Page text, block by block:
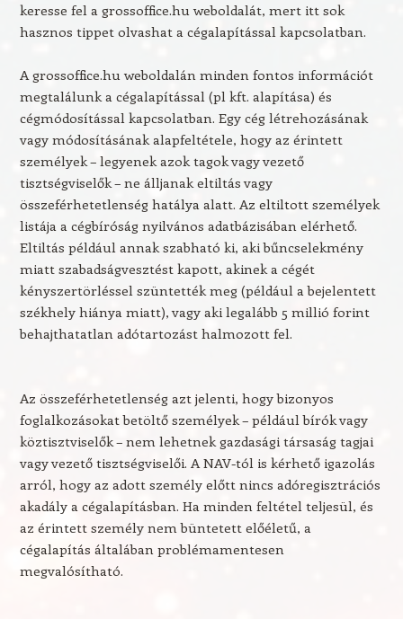
keresse fel a grossoffice.hu weboldalát, mert itt sok
hasznos tippet olvashat a cégalapítással kapcsolatban.
A grossoffice.hu weboldalán minden fontos információt
megtalálunk a cégalapítással (pl kft. alapítása) és
cégmódosítással kapcsolatban. Egy cég létrehozásának
vagy módosításának alapfeltétele, hogy az érintett
személyek – legyenek azok tagok vagy vezető
tisztségviselők – ne álljanak eltiltás vagy
összeférhetetlenség hatálya alatt. Az eltiltott személyek
listája a cégbíróság nyilvános adatbázisában elérhető.
Eltiltás például annak szabható ki, aki bűncselekmény
miatt szabadságvesztést kapott, akinek a cégét
kényszertörléssel szüntették meg (például a bejelentett
székhely hiánya miatt), vagy aki legalább 5 millió forint
behajthatatlan adótartozást halmozott fel.
Az összeférhetetlenség azt jelenti, hogy bizonyos
foglalkozásokat betöltő személyek – például bírók vagy
köztisztviselők – nem lehetnek gazdasági társaság tagjai
vagy vezető tisztségviselői. A NAV-tól is kérhető igazolás
arról, hogy az adott személy előtt nincs adóregisztrációs
akadály a cégalapításban. Ha minden feltétel teljesül, és
az érintett személy nem büntetett előéletű, a
cégalapítás általában problémamentesen
megvalósítható.